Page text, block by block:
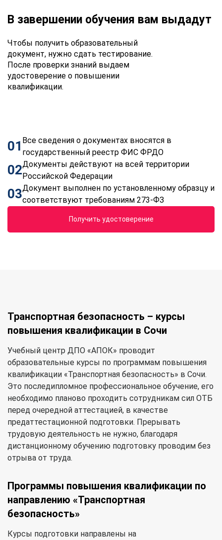
В завершении обучения вам выдадут
Чтобы получить образовательный
документ, нужно сдать тестирование.
После проверки знаний выдаем
удостоверение о повышении
квалификации.
01 Все сведения о документах вносятся в
государственный реестр ФИС ФРДО
02Документы действуют на всей территории
Российской Федерации
03Документ выполнен по установленному образцу и
соответствуют требованиям 273-ФЗ
Получить удостоверение
Транспортная безопасность – курсы
повышения квалификации в Сочи
Учебный центр ДПО «АПОК» проводит
образовательные курсы по программам повышения
квалификации «Транспортная безопасность» в Сочи.
Это последипломное профессиональное обучение, его
необходимо планово проходить сотрудникам сил ОТБ
перед очередной аттестацией, в качестве
предаттестационной подготовки. Прерывать
трудовую деятельность не нужно, благодаря
дистанционному обучению подготовку проводим без
отрыва от труда.
Программы повышения квалификации по
направлению «Транспортная
безопасность»
Курсы подготовки направлены на